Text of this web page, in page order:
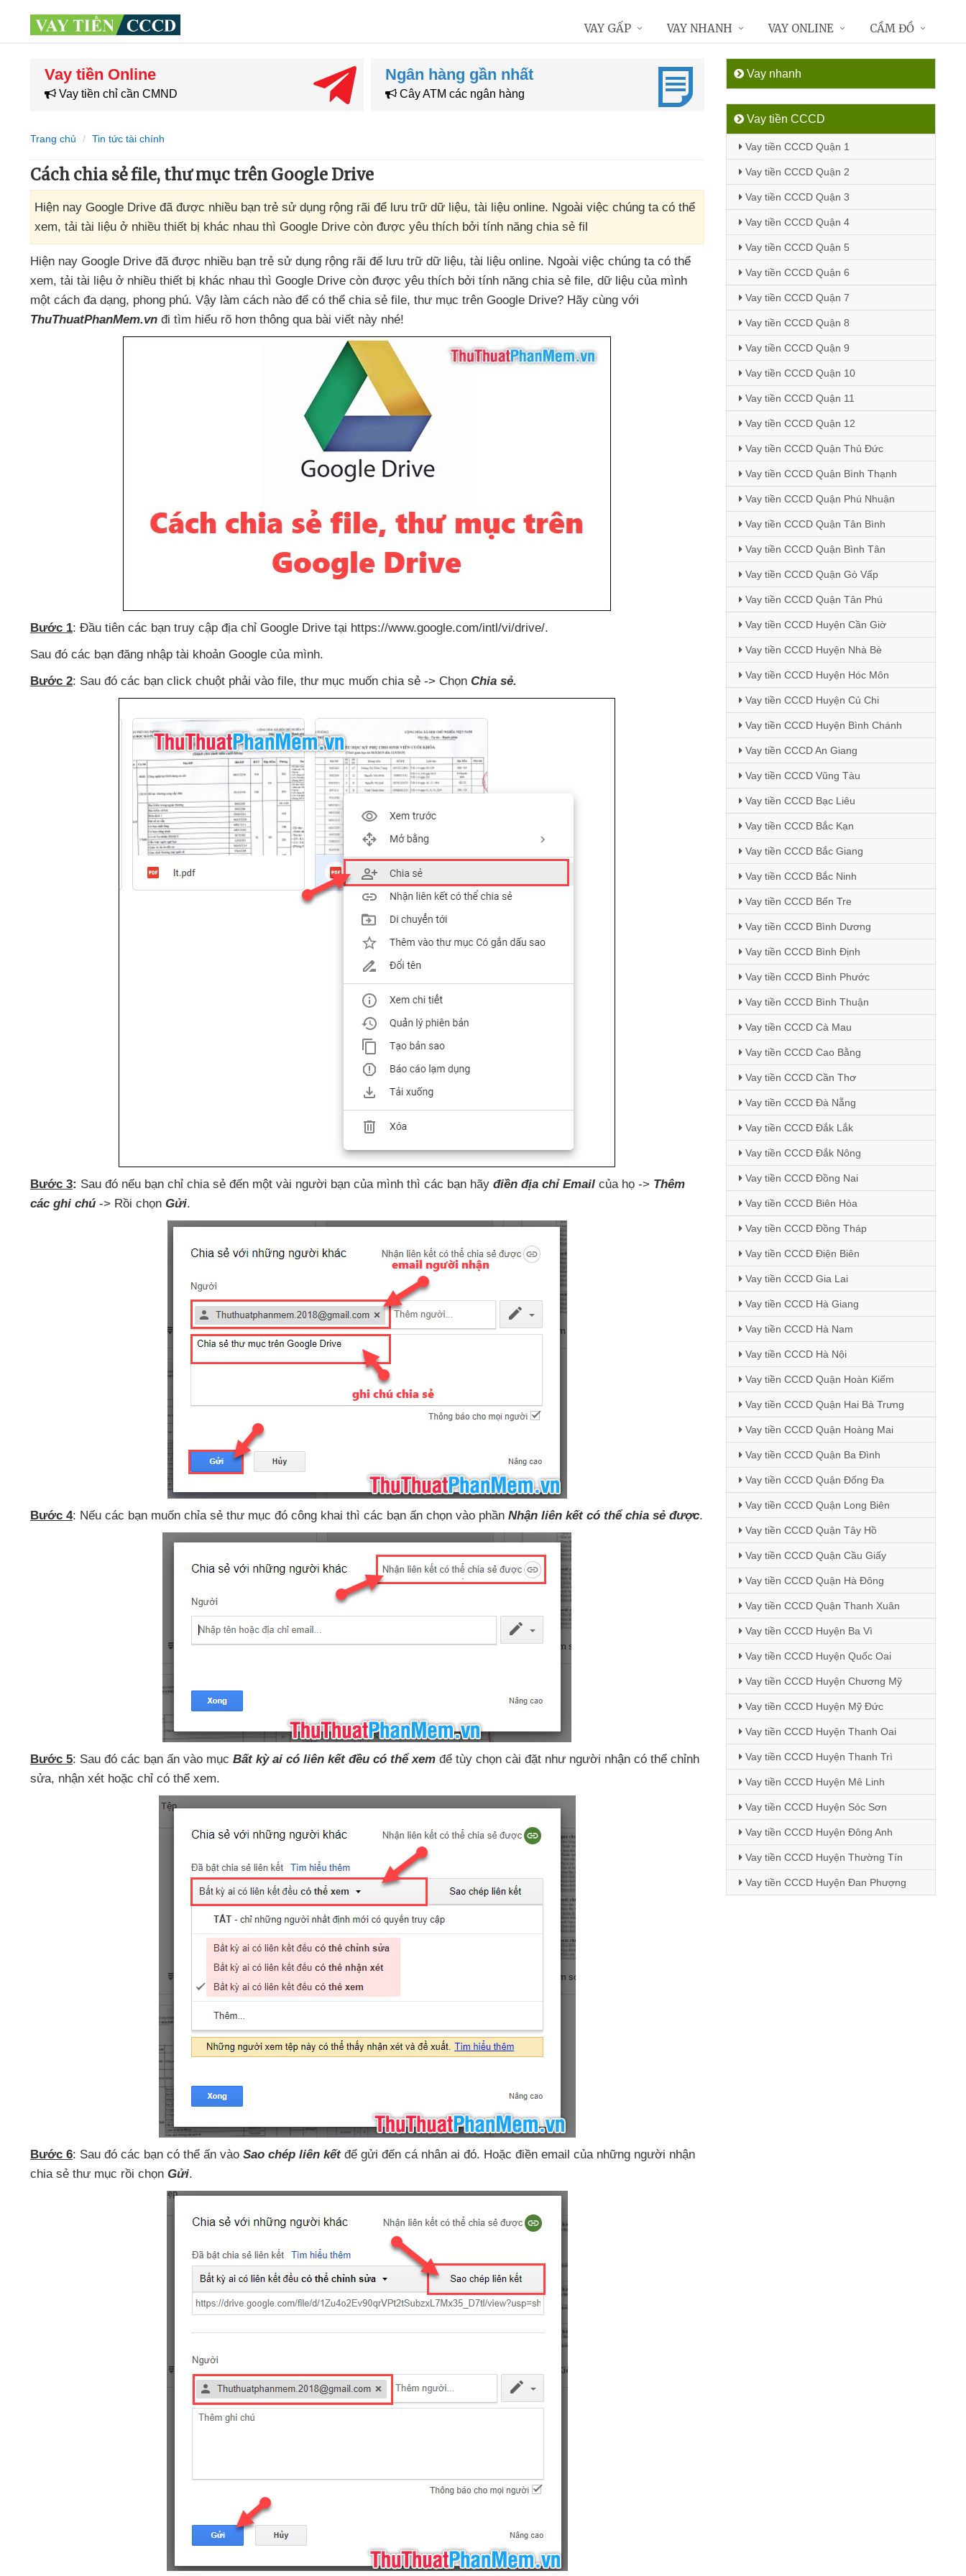
Vay tiền Online
Vay tiền chỉ cần CMND
Ngân hàng gần nhất
Cây ATM các ngân hàng
Trang chủ Tin tức tài chính
Cách chia sẻ file, thư mục trên Google Drive
Hiện nay Google Drive đã được nhiều bạn trẻ sử dụng rộng rãi để lưu trữ dữ liệu, tài liệu online. Ngoài việc chúng ta có thể
xem, tải tài liệu ở nhiều thiết bị khác nhau thì Google Drive còn được yêu thích bởi tính năng chia sẻ fil
Hiện nay Google Drive đã được nhiều bạn trẻ sử dụng rộng rãi để lưu trữ dữ liệu, tài liệu online. Ngoài việc chúng ta có thể
xem, tải tài liệu ở nhiều thiết bị khác nhau thì Google Drive còn được yêu thích bởi tính năng chia sẻ file, dữ liệu của mình
một cách đa dạng, phong phú. Vậy làm cách nào để có thể chia sẻ file, thư mục trên Google Drive? Hãy cùng với
ThuThuatPhanMem.vn đi tìm hiểu rõ hơn thông qua bài viết này nhé!
Bước 1: Đầu tiên các bạn truy cập địa chỉ Google Drive tại https://www.google.com/intl/vi/drive/.
Sau đó các bạn đăng nhập tài khoản Google của mình.
Bước 2: Sau đó các bạn click chuột phải vào file, thư mục muốn chia sẻ -> Chọn Chia sẻ.
Bước 3: Sau đó nếu bạn chỉ chia sẻ đến một vài người bạn của mình thì các bạn hãy điền địa chỉ Email của họ -> Thêm
các ghi chú -> Rồi chọn Gửi.
Bước 4: Nếu các bạn muốn chỉa sẻ thư mục đó công khai thì các bạn ấn chọn vào phần Nhận liên kết có thể chia sẻ được.
Bước 5: Sau đó các bạn ấn vào mục Bất kỳ ai có liên kết đều có thể xem để tùy chọn cài đặt như người nhận có thể chỉnh
sửa, nhận xét hoặc chỉ có thể xem.
Bước 6: Sau đó các bạn có thể ấn vào Sao chép liên kết để gửi đến cá nhân ai đó. Hoặc điền email của những người nhận
chia sẻ thư mục rồi chọn Gửi.
Vay nhanh
Vay tiền CCCD
Vay tiền CCCD Quận 1
Vay tiền CCCD Quận 2
Vay tiền CCCD Quận 3
Vay tiền CCCD Quận 4
Vay tiền CCCD Quận 5
Vay tiền CCCD Quận 6
Vay tiền CCCD Quận 7
Vay tiền CCCD Quận 8
Vay tiền CCCD Quận 9
Vay tiền CCCD Quận 10
Vay tiền CCCD Quận 11
Vay tiền CCCD Quận 12
Vay tiền CCCD Quận Thủ Đức
Vay tiền CCCD Quận Bình Thạnh
Vay tiền CCCD Quận Phú Nhuận
Vay tiền CCCD Quận Tân Bình
Vay tiền CCCD Quận Bình Tân
Vay tiền CCCD Quận Gò Vấp
Vay tiền CCCD Quận Tân Phú
Vay tiền CCCD Huyện Cần Giờ
Vay tiền CCCD Huyện Nhà Bè
Vay tiền CCCD Huyện Hóc Môn
Vay tiền CCCD Huyện Củ Chi
Vay tiền CCCD Huyện Bình Chánh
Vay tiền CCCD An Giang
Vay tiền CCCD Vũng Tàu
Vay tiền CCCD Bạc Liêu
Vay tiền CCCD Bắc Kạn
Vay tiền CCCD Bắc Giang
Vay tiền CCCD Bắc Ninh
Vay tiền CCCD Bến Tre
Vay tiền CCCD Bình Dương
Vay tiền CCCD Bình Định
Vay tiền CCCD Bình Phước
Vay tiền CCCD Bình Thuận
Vay tiền CCCD Cà Mau
Vay tiền CCCD Cao Bằng
Vay tiền CCCD Cần Thơ
Vay tiền CCCD Đà Nẵng
Vay tiền CCCD Đắk Lắk
Vay tiền CCCD Đắk Nông
Vay tiền CCCD Đồng Nai
Vay tiền CCCD Biên Hòa
Vay tiền CCCD Đồng Tháp
Vay tiền CCCD Điện Biên
Vay tiền CCCD Gia Lai
Vay tiền CCCD Hà Giang
Vay tiền CCCD Hà Nam
Vay tiền CCCD Hà Nội
Vay tiền CCCD Quận Hoàn Kiếm
Vay tiền CCCD Quận Hai Bà Trưng
Vay tiền CCCD Quận Hoàng Mai
Vay tiền CCCD Quận Ba Đình
Vay tiền CCCD Quận Đống Đa
Vay tiền CCCD Quận Long Biên
Vay tiền CCCD Quận Tây Hồ
Vay tiền CCCD Quận Cầu Giấy
Vay tiền CCCD Quận Hà Đông
Vay tiền CCCD Quận Thanh Xuân
Vay tiền CCCD Huyện Ba Vì
Vay tiền CCCD Huyện Quốc Oai
Vay tiền CCCD Huyện Chương Mỹ
Vay tiền CCCD Huyện Mỹ Đức
Vay tiền CCCD Huyện Thanh Oai
Vay tiền CCCD Huyện Thanh Trì
Vay tiền CCCD Huyện Mê Linh
Vay tiền CCCD Huyện Sóc Sơn
Vay tiền CCCD Huyện Đông Anh
Vay tiền CCCD Huyện Thường Tín
Vay tiền CCCD Huyện Đan Phượng
VAY GẤP VAY NHANH VAY ONLINE CẦM ĐỒ